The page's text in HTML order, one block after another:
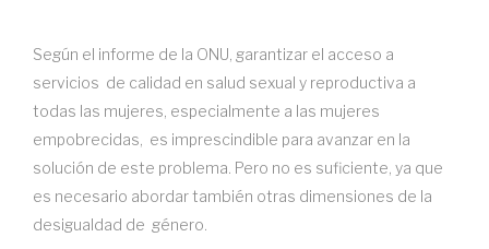
Según el informe de la ONU, garantizar el acceso a
servicios de calidad en salud sexual y reproductiva a
todas las mujeres, especialmente a las mujeres
empobrecidas, es imprescindible para avanzar en la
solución de este problema. Pero no es suficiente, ya que
es necesario abordar también otras dimensiones de la
desigualdad de género.